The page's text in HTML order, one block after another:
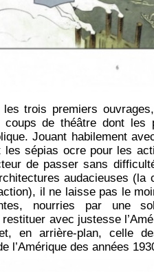
les trois premiers
coups de théâtre dont les
Jouant habilement
les sépias ocre pour les
de passer sans
audacieuses (la
il ne laisse pas le
nourries par une
avec justesse
en arrière-plan, celle
l’Amérique des années